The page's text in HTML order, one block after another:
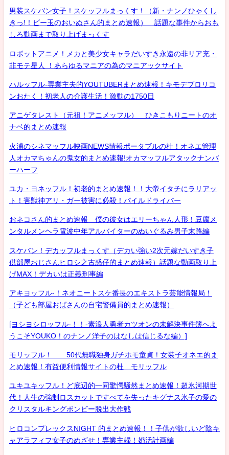
男装スケバン女子！スケッフルまっくす！（新・ナンノひゃくし
きっ!！ビー玉のおいぬさん的まとめ速報） 話題な事件からおも
しろ動画まで取り上げまっくす
ロボットアニメ！メカと美少女キャラだいすき永遠の非リア充・
非モテ星人 ！あらゆるマニアの為のマニアックサイト
ハルッフル-専業主夫的YOUTUBERまとめ速報！キモデブロリコ
ンおたく！初老人の介護生活！激動の1750日
アニゲタレスト（元祖！アニメッフル） ひきこもりニートのオ
ナベ的まとめ速報
火浦のシネマッフル映画NEWS情報ポータブルの杜！オネエ管理
人オカマちゃんの鬼女的まとめ速報!オカマッフルアタックナンバ
ーハーフ
ユカ・ヨネッフル！初老的まとめ速報！！大帝イタチにラリアッ
ト！害獣神アリ・ガー被害に必殺！パイルドライバー
おネコさん的まとめ速報 僕の彼女はエリーちゃん人形！豆腐メ
ンタルメンヘラ電波中年アルバイターのぬいぐるみ男子末路編
スケバン！デカッフルまっくす（デカい強い2次元嫁だいすき子
供部屋おじさんヒロシ之古惑仔的まとめ速報）話題な動画取り上
げMAX！デカいは正義刑事編
アキヨッフル-！ネオニートスケ番長のエキストラ芸能情報局！
（子ども部屋おばさんの自宅警備員的まとめ速報）
[ヨシヨシロッフル-！！-素浪人勇者カツオンの未解決事件簿へよ
うこそYOUKO！のナンノ洋子のはなしは信じるな編）]
モリッフル！ 50代無職独身ガチホモ童貞！女装子オネエ的ま
とめ速報！有益便利情報サイトの杜 モリッフル
ユキユキッフル！ど底辺的一同驚愕騒然まとめ速報！超氷河期世
代！人生の強制ロスカットですべてを失ったキグナス氷子の愛の
クリスタルキングボンビー脱出大作戦
ヒロコンプレックスNIGHT 的まとめ速報！！子供が欲しいど陰キ
ャアラフィフ女子のめざせ！専業主婦！婚活計画編